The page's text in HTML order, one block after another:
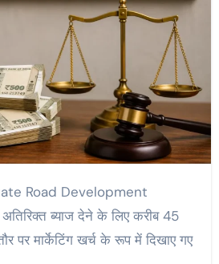
Road Development
ब्याज देने के लिए करीब 45
पर मार्केटिंग खर्च के रूप में दिखाए गए